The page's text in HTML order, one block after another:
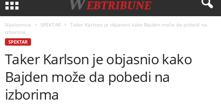
Naslovnica SPEKTAR
Taker Karlson je objasnio kako Bajden može da pobedi na
izborima
SPEKTAR
Taker Karlson je objasnio kako
Bajden može da pobedi na
izborima